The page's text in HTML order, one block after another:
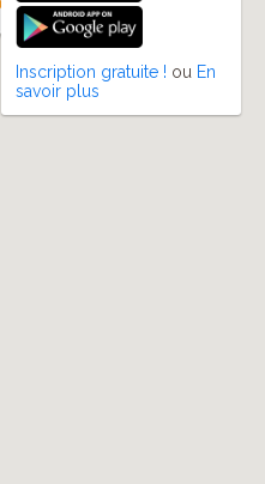
Inscription gratuite ! ou En
savoir plus